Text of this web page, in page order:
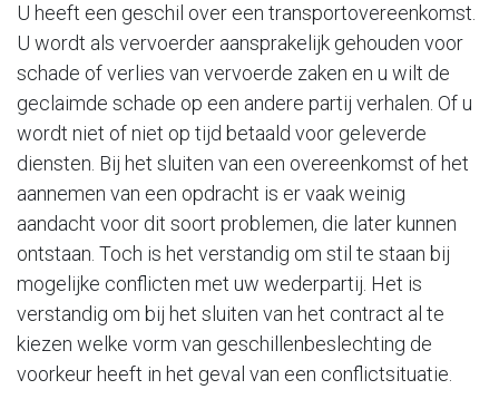
U heeft een geschil over een transportovereenkomst.
U wordt als vervoerder aansprakelijk gehouden voor
schade of verlies van vervoerde zaken en u wilt de
geclaimde schade op een andere partij verhalen. Of u
wordt niet of niet op tijd betaald voor geleverde
diensten. Bij het sluiten van een overeenkomst of het
aannemen van een opdracht is er vaak weinig
aandacht voor dit soort problemen, die later kunnen
ontstaan. Toch is het verstandig om stil te staan bij
mogelijke conflicten met uw wederpartij. Het is
verstandig om bij het sluiten van het contract al te
kiezen welke vorm van geschillenbeslechting de
voorkeur heeft in het geval van een conflictsituatie.